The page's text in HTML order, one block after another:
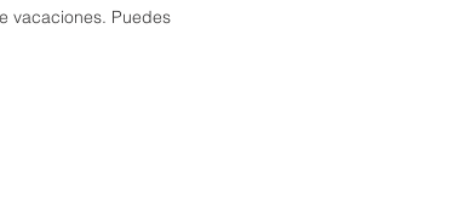
vacaciones. Puedes